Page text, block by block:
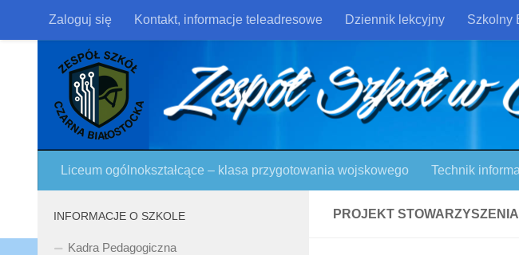
Skip to content
Zaloguj się Kontakt, informacje teleadresowe Dziennik lekcyjny Szkolny
Liceum ogólnokształcące – klasa przygotowania wojskowego Technik
PROJEKT
INFORMACJE O SZKOLE
Kadra Pedagogiczna